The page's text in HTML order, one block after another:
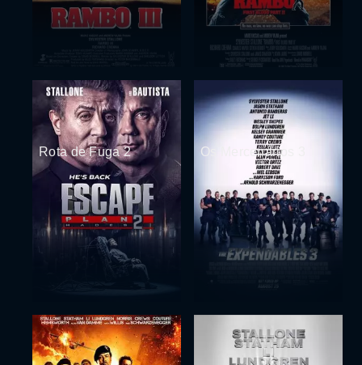
Rota de Fuga 2 Os Mercenários 3